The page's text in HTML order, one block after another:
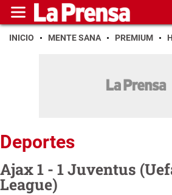
INICIO MENTE SANA PREMIUM
Deportes
Ajax 1 - 1 Juventus
League)